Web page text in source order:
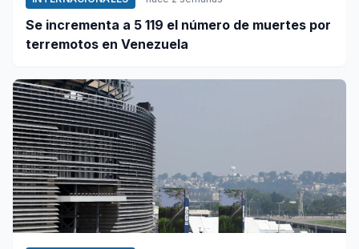
Se incrementa a 5 119 el número de muertes por
terremotos en Venezuela